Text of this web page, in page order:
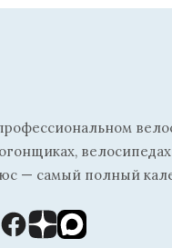
— самый полный